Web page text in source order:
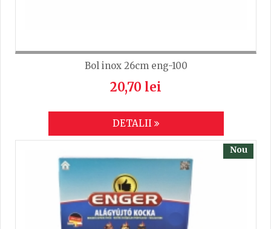
Bol inox 26cm eng-100
20,70 lei
DETALII
Nou